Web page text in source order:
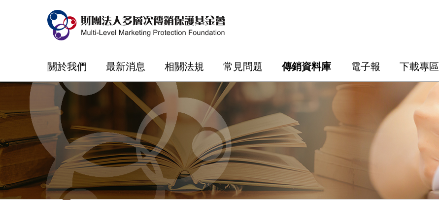
關於我們 最新消息 相關法規 常見問題 傳銷資料庫 電子報 下載專區